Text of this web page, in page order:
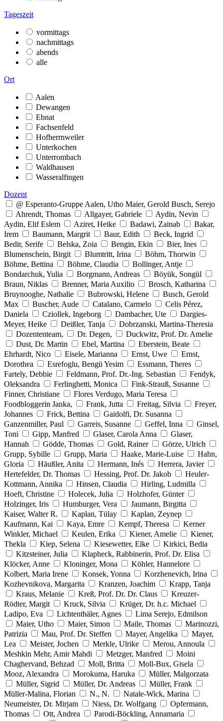
Tageszeit
vormittags
nachmittags
abends
alle
Ort
Aalen
Dewangen
Ebnat
Fachsenfeld
Hofherrnweiler
Unterkochen
Unterrombach
Waldhausen
Wasseralfingen
Dozent
@ Esperanto-Gruppe Aalen, Utho Maier, Gerold Busch, Serejo
Ahrendt, Thomas
Allgayer, Gabriele
Aydin, Nevin
Aydin, Elif Eslem
Aziret, Heike Badawi, Zainab
Bakar,
Irem
Baumann, Margrit Baur, Edith
Beck, Ingrid
Bedir, Serife
Belska, Zoia Bengin, Ekin
Bier, Ines
Blumenschein, Birgit
Blumtritt, Irina
Böhm, Thorwin
Böhme, Bettina
Böhme, Claudia
Bollinger, Antje
Bondarchuk, Yulia
Borgmann, Andreas
Böyük, Songül
Braun, Niklas
Brenner, Maria Auxilio
Brosch, Katharina
Bruynooghe, Nathalie
Bubrowski, Helene
Busch, Gerold
Max
Buscher, Aude Catalano, Carmelo
Celis Pérez,
Daniela
Cziollek, Ingeborg Dambacher, Ute
Dargies-
Meyer, Heike
Deißler, Tanja
Dobrzanski, Martina-Theresia
Dozententeam,
Dr. Degen,
Duckwitz, Prof. Dr. Amelie
Dust, Dr. Martin
Ebel, Martina
Eberstein, Beate
Ehrhardt, Nico
Eisele, Marianna Ernst, Uwe
Ernst,
Dorothea
Esrefoglu, Bengü Yesim
Essmann, Theres
Fartely, Debbie
Feldmann, Prof. Dr.-Ing. Sebastian
Fendyk,
Oleksandra
Ferlinghetti, Monica
Fink-Strauß, Susanne
Finner, Christiane
Flores Verdugo, Maria Teresa
Foodbloggerin Janka,
Frank, Jutta Freitag, Silvia
Freyer,
Johannes
Frick, Bettina
Gaidolfi, Dr. Susanna
Ganzenmiller, Paul
Garreis, Susanne Geffel, Inna
Ginsel,
Toni
Gipp, Manfred Glaser, Carola Anna
Glaser,
Hannah
Gödde, Thomas Gold, Rainer
Görze, Ulrich
Grupp, Sybille
Grupp, Maria Haake, Marie-Luise
Hahn,
Gloria
Häußler, Anita Hermann, Inés
Herrera, Javier
Hertefelder, Dr. Thomas
Hessing, Prof. Dr. Jakob
Heuler-
Kottmann, Annika
Hinsen, Claudia
Hirling, Ludmilla
Hoeft, Christine
Holecek, Julia
Holzhofer, Günter
Holzinger, Iris
Humburger, Vera
Jaumann, Birgitta
Kaiser, Walter R.
Kaplan, Tülay
Kaplan, Zeynep
Kaufmann, Kai
Kaya, Emre Kempf, Theresa
Kerner
Winkler, Michael
Keulen, Erika Kiener, Amelie
Kiener,
Thekla
Kiep, Selena Kiesewetter, Elke
Kirkici, Bedia
Kitzsteiner, Julia
Klapheck, Rabbinerin, Prof. Dr. Elisa
Klöcker, Anne
Kloninger, Mona
Köhler, Hannelore
Kolbert, Maria Irene
Konsek, Yonna
Korzhenevich, Irina
Kozhevnikova, Margarita
Kranzen, Joachim
Krapp, Tanja
Kraus, Melanie
Kreß, Prof. Dr. Dr. Claus
Kreuzer-
Rödter, Margit
Kruck, Silvia
Krüger, Dr. h.c. Michael
Ladipo, Eva
Lichtenthäler, Agnes
Lima Serejo, Edmilson
Maier, Utho
Maier, Simon Maile, Thomas
Marinozzi,
Patrizia
Mau, Prof. Dr. Steffen Mayer, Angelika
Mayer,
Lea
Meister, Jochen Merkle, Ulrike
Merou, Annoula
Meshkin Mehr, Amir Mahdi
Metzger, Manfred
Moini
Chaghervand, Behzad
Moll, Britta
Moll-Bux, Gisela
Mooz, Alexandra
Morokuma, Haruka
Müller, Malgorzata
Müller, Sigrid
Müller, Dr. Andreas
Müller, Frank
Müller-Malina, Florian
N., N.
Natale-Wick, Marina
Neumeister, Dr. Mirjam
Niess, Dr. Wolfgang
Opfermann,
Thomas
Ott, Andrea
Parodi-Böckling, Annamaria